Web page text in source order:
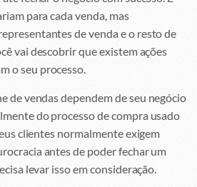
para cada venda, mas
de venda e o resto de
vai descobrir que existem ações
o seu processo.
de vendas dependem de seu negócio
do processo de compra usado
clientes normalmente exigem
antes de poder fechar um
levar isso em consideração.